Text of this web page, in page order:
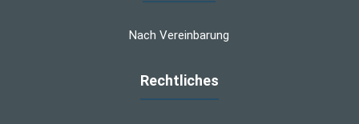
Nach Vereinbarung
Rechtliches